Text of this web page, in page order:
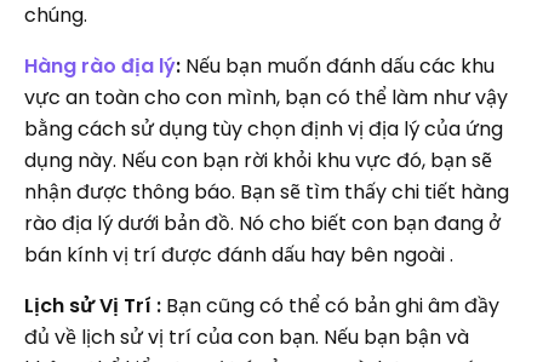
chúng.
Hàng rào địa lý: Nếu bạn muốn đánh dấu các khu
vực an toàn cho con mình, bạn có thể làm như vậy
bằng cách sử dụng tùy chọn định vị địa lý của ứng
dụng này. Nếu con bạn rời khỏi khu vực đó, bạn sẽ
nhận được thông báo. Bạn sẽ tìm thấy chi tiết hàng
rào địa lý dưới bản đồ. Nó cho biết con bạn đang ở
bán kính vị trí được đánh dấu hay bên ngoài .
Lịch sử Vị Trí : Bạn cũng có thể có bản ghi âm đầy
đủ về lịch sử vị trí của con bạn. Nếu bạn bận và